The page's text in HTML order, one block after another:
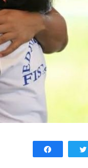
Compartir